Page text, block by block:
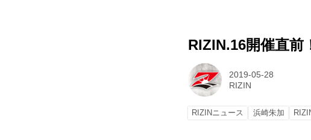
RIZIN.16開催直前
2019-05-28
RIZIN
RIZINニュース 浜崎朱加